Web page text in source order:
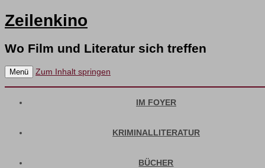
Zeilenkino
Wo Film und Literatur sich treffen
Menü Zum Inhalt springen
IM FOYER
KRIMINALLITERATUR
BÜCHER